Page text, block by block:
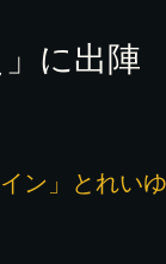
に出陣
ン」とれい